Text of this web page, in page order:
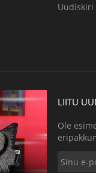
Uudiskiri
LIITU
Ole